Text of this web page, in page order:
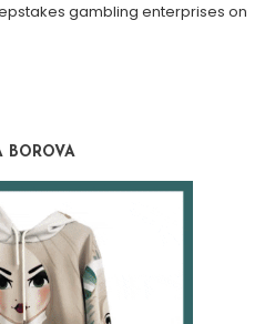
gambling enterprises on
BOROVA